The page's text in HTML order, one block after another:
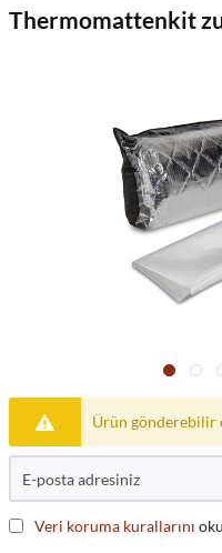
Thermomattenkit
Ürün gönderebilir
Veri koruma kurallarını